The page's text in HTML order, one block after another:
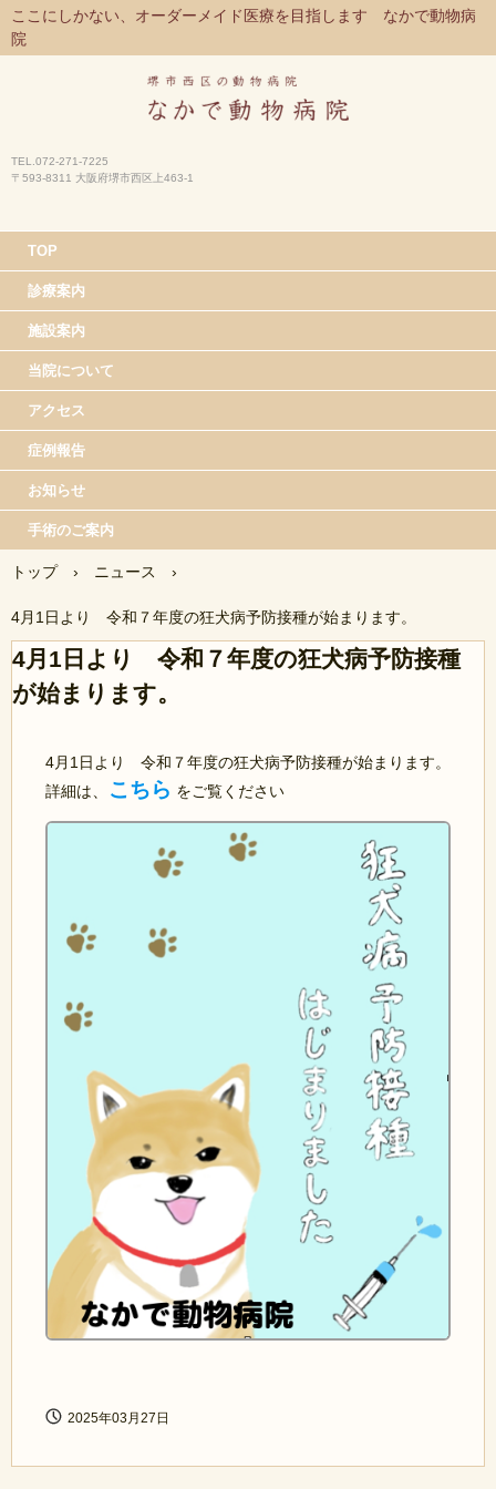
ここにしかない、オーダーメイド医療を目指します なかで動物病
院
TEL.072-271-7225
〒593-8311 大阪府堺市西区上463-1
TOP
診療案内
施設案内
当院について
アクセス
症例報告
お知らせ
手術のご案内
トップ › ニュース ›
4月1日より 令和７年度の狂犬病予防接種が始まります。
4月1日より 令和７年度の狂犬病予防接種
が始まります。
4月1日より 令和７年度の狂犬病予防接種が始まります。
詳細は、 こちら をご覧ください
2025年03月27日